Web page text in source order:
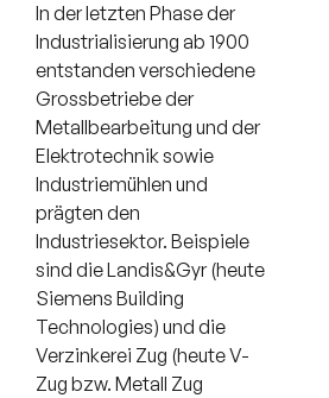
In der letzten Phase der
Industrialisierung ab 1900
entstanden verschiedene
Grossbetriebe der
Metallbearbeitung und der
Elektrotechnik sowie
Industriemühlen und
prägten den
Industriesektor. Beispiele
sind die Landis&Gyr (heute
Siemens Building
Technologies) und die
Verzinkerei Zug (heute V-
Zug bzw. Metall Zug